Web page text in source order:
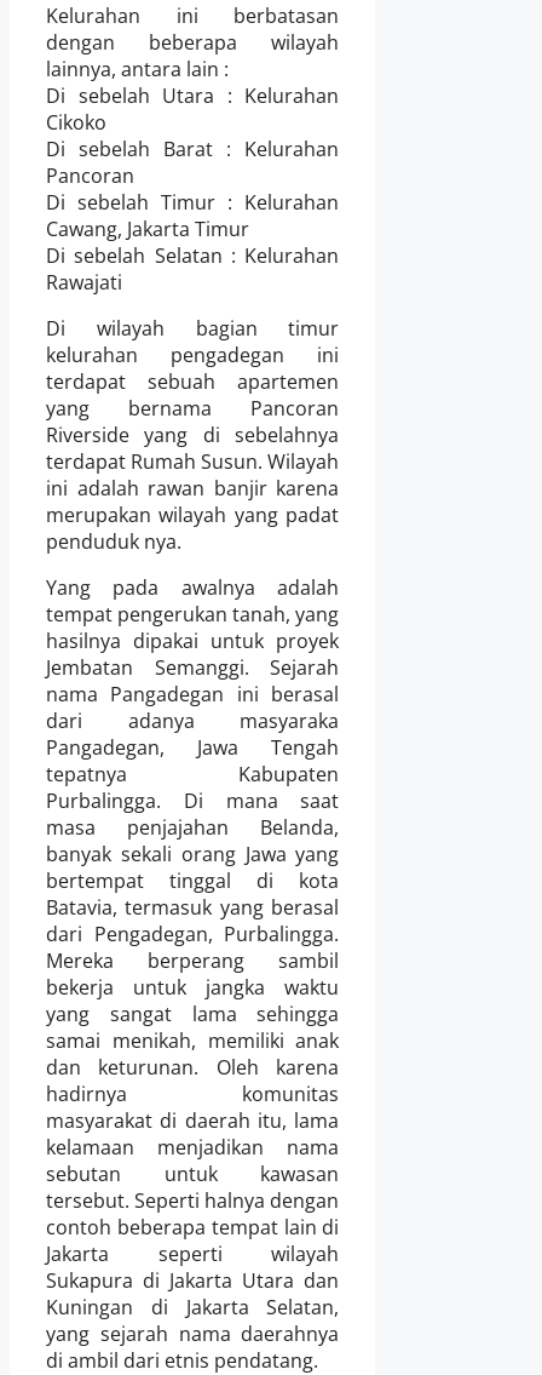
Kelurahan ini berbatasan
dengan beberapa wilayah
lainnya, antara lain :
Di sebelah Utara : Kelurahan
Cikoko
Di sebelah Barat : Kelurahan
Pancoran
Di sebelah Timur : Kelurahan
Cawang, Jakarta Timur
Di sebelah Selatan : Kelurahan
Rawajati
Di wilayah bagian timur
kelurahan pengadegan ini
terdapat sebuah apartemen
yang bernama Pancoran
Riverside yang di sebelahnya
terdapat Rumah Susun. Wilayah
ini adalah rawan banjir karena
merupakan wilayah yang padat
penduduk nya.
Yang pada awalnya adalah
tempat pengerukan tanah, yang
hasilnya dipakai untuk proyek
Jembatan Semanggi.Sejarah
nama Pangadegan ini berasal
dari adanya masyaraka
Pangadegan, Jawa Tengah
tepatnya Kabupaten
Purbalingga. Di mana saat
masa penjajahan Belanda,
banyak sekali orang Jawa yang
bertempat tinggal di kota
Batavia, termasuk yang berasal
dari Pengadegan, Purbalingga.
Mereka berperang sambil
bekerja untuk jangka waktu
yang sangat lama sehingga
samai menikah, memiliki anak
dan keturunan. Oleh karena
hadirnya komunitas
masyarakat di daerah itu, lama
kelamaan menjadikan nama
sebutan untuk kawasan
tersebut. Seperti halnya dengan
contoh beberapa tempat lain di
Jakarta seperti wilayah
Sukapura di Jakarta Utara dan
Kuningan di Jakarta Selatan,
yang sejarah nama daerahnya
di ambil dari etnis pendatang.